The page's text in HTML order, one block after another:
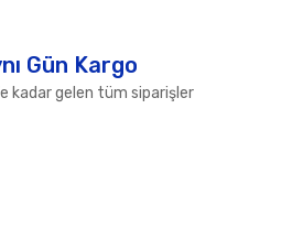
Gün Kargo
kadar gelen tüm siparişler